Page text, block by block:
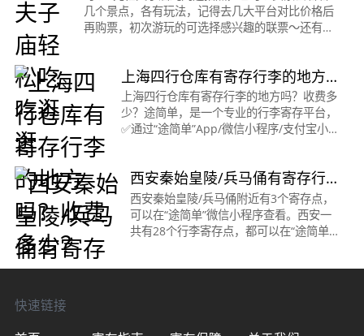
几个景点，各有玩法，记得去几大平台对比价格后
再购票，初次游玩的可选择感兴趣的联票～还有各
上海四行仓库有寄存行李的地方
吗？收费多少？
上海四行仓库有寄存行李的地方吗？收费多
少？途简单，是一个专业的行李寄存平台，
✅通过“途简单”App/微信小程序/支付宝小程
点时间
西安秦始皇陵/兵马俑有寄存行
李的地方吗？收费多少？
西安秦始皇陵/兵马俑附近有3个寄存点，
可以在“途简单”微信小程序查看。西安一
共有28个行李寄存点，都可以在“途简单”
快速链接